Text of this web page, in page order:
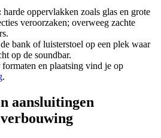
harde oppervlakken zoals glas en grote
veroorzaken; overweeg zachte
bank of luisterstoel op een plek waar
op de soundbar.
formaten en plaatsing vind je op
.
aansluitingen